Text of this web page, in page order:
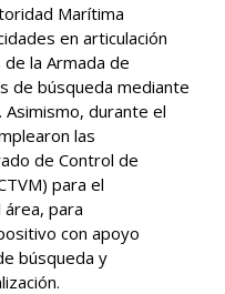
Marítima
en articulación
la Armada de
de búsqueda mediante
Asimismo, durante el
las
de Control de
para el
para
con apoyo
búsqueda y